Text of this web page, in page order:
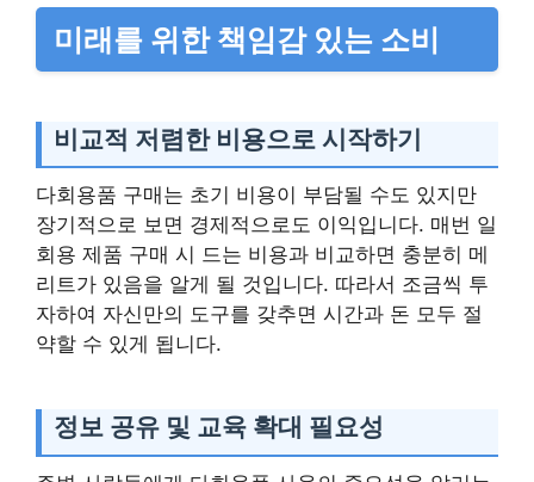
미래를 위한 책임감 있는 소비
비교적 저렴한 비용으로 시작하기
다회용품 구매는 초기 비용이 부담될 수도 있지만
장기적으로 보면 경제적으로도 이익입니다. 매번 일
회용 제품 구매 시 드는 비용과 비교하면 충분히 메
리트가 있음을 알게 될 것입니다. 따라서 조금씩 투
자하여 자신만의 도구를 갖추면 시간과 돈 모두 절
약할 수 있게 됩니다.
정보 공유 및 교육 확대 필요성